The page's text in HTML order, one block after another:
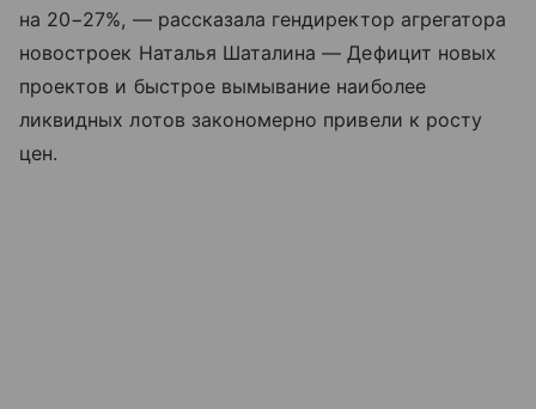
на 20−27%, — рассказала гендиректор агрегатора
новостроек Наталья Шаталина — Дефицит новых
проектов и быстрое вымывание наиболее
ликвидных лотов закономерно привели к росту
цен.